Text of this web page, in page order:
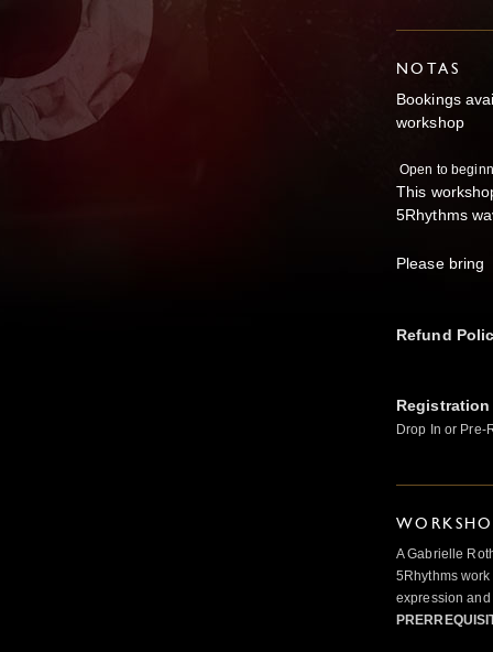
NOTAS
Bookings
workshop
Open to
This
5Rhythms
Please bring
Refund
Drop In or Pre-
A Gabrielle
5Rhythms
expression